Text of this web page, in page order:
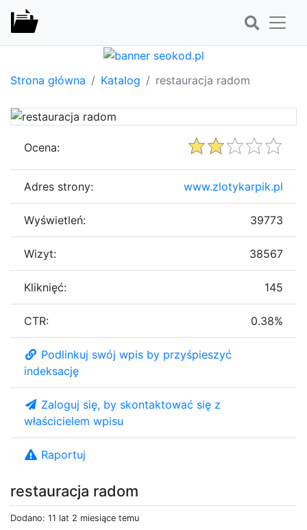
Strona główna Katalog restauracja radom
restauracja radom
Dodano: 11 lat 2 miesiące temu
Ocena:
Adres strony: www.zlotykarpik.pl
Wyświetleń: 39773
Wizyt: 38567
Kliknięć: 145
CTR: 0.38%
Podlinkuj swój wpis by przyśpieszyć
indeksację
Zaloguj się, by skontaktować się z
właścicielem wpisu
Raportuj